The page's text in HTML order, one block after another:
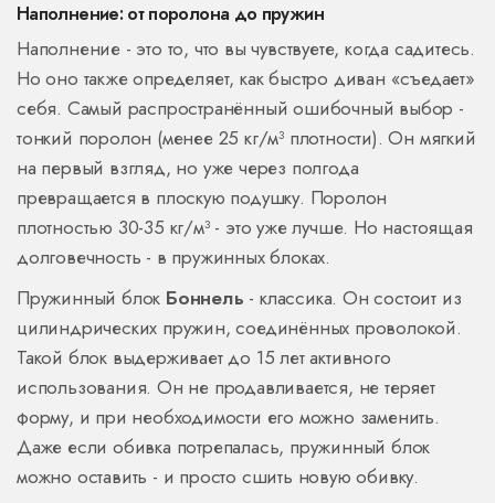
Наполнение: от поролона до пружин
Наполнение - это то, что вы чувствуете, когда садитесь.
Но оно также определяет, как быстро диван «съедает»
себя. Самый распространённый ошибочный выбор -
тонкий поролон (менее 25 кг/м³ плотности). Он мягкий
на первый взгляд, но уже через полгода
превращается в плоскую подушку. Поролон
плотностью 30-35 кг/м³ - это уже лучше. Но настоящая
долговечность - в пружинных блоках.
Пружинный блок Боннель - классика. Он состоит из
цилиндрических пружин, соединённых проволокой.
Такой блок выдерживает до 15 лет активного
использования. Он не продавливается, не теряет
форму, и при необходимости его можно заменить.
Даже если обивка потрепалась, пружинный блок
можно оставить - и просто сшить новую обивку.